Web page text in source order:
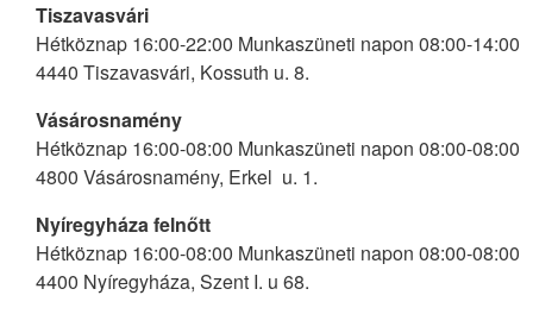
Tiszavasvári
Hétköznap 16:00-22:00 Munkaszüneti napon 08:00-14:00
4440 Tiszavasvári, Kossuth u. 8.
Vásárosnamény
Hétköznap 16:00-08:00 Munkaszüneti napon 08:00-08:00
4800 Vásárosnamény, Erkel u. 1.
Nyíregyháza felnőtt
Hétköznap 16:00-08:00 Munkaszüneti napon 08:00-08:00
4400 Nyíregyháza, Szent I. u 68.